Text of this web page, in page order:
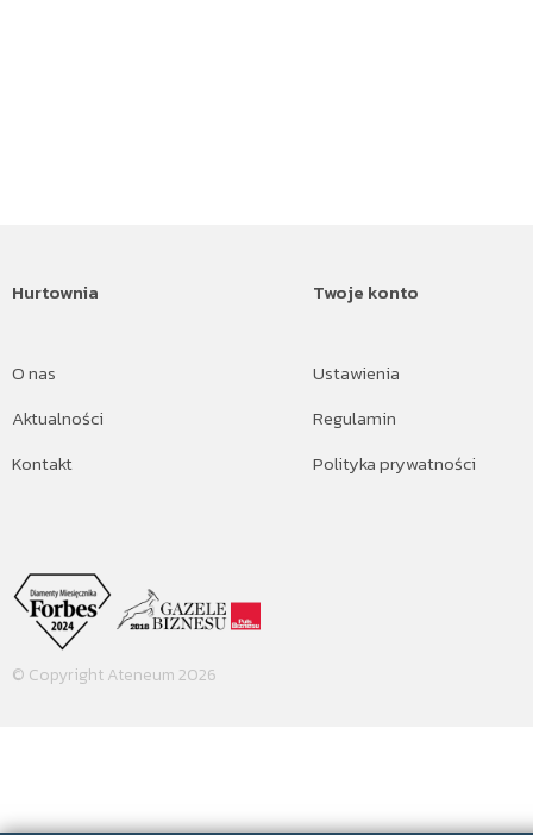
Hurtownia
O nas
Aktualności
Kontakt
Twoje konto
Ustawienia
Regulamin
Polityka prywatności
© Copyright Ateneum 2026